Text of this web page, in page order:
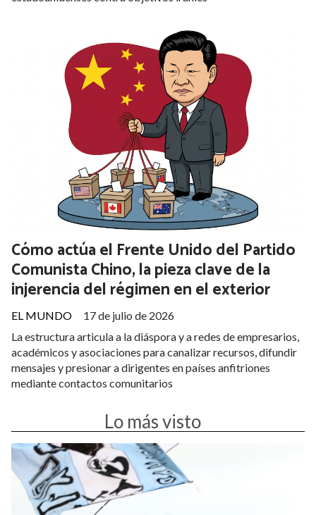
El régimen de Irán lanzó nuevos ataques
contra instalaciones militares de EEUU
en Jordania, Kuwait y Bahréin
EL MUNDO
21 de julio de 2026
El ejército iraní informó que sus fuerzas alcanzaron sistemas
de defensa aérea, instalaciones de radar y edificios
administrativos utilizados por Washington en los tres países
del Golfo, horas después de una nueva ronda de bombardeos
estadounidenses contra objetivos iraníes
Cómo actúa el Frente Unido del Partido
Comunista Chino, la pieza clave de la
injerencia del régimen en el exterior
EL MUNDO
17 de julio de 2026